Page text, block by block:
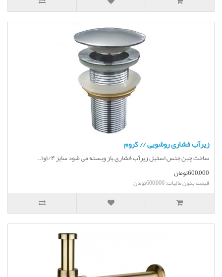
زیرآب فشاری روشویی // کروم
ساخت چین جنس استیل زیرآب فشاری باز وبسته می شود سایز ۱/۴و۱..
600,000تومان
قیمت بدون مالیات: 600,000تومان